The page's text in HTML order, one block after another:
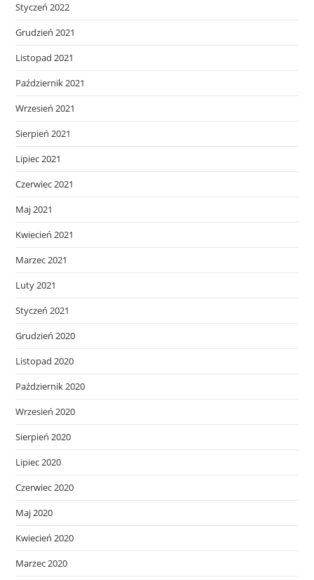
Styczeń 2022
Grudzień 2021
Listopad 2021
Październik 2021
Wrzesień 2021
Sierpień 2021
Lipiec 2021
Czerwiec 2021
Maj 2021
Kwiecień 2021
Marzec 2021
Luty 2021
Styczeń 2021
Grudzień 2020
Listopad 2020
Październik 2020
Wrzesień 2020
Sierpień 2020
Lipiec 2020
Czerwiec 2020
Maj 2020
Kwiecień 2020
Marzec 2020